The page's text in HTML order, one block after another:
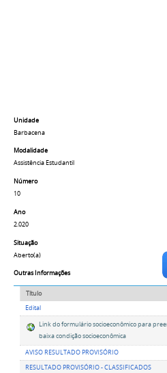
Unidade
Barbacena
Modalidade
Assistência Estudantil
Número
10
Ano
2.020
Situação
Aberto(a)
Outras Informações
Título
Edital
Link do formulário socioeconômico para
baixa condição socioeconômica
AVISO RESULTADO PROVISÓRIO
RESULTADO PROVISÓRIO - CLASSIFICADOS